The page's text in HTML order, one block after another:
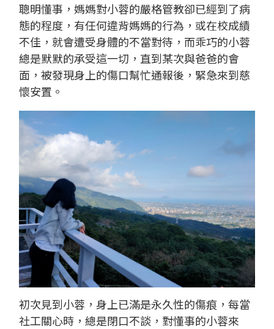
聰明懂事，媽媽對小蓉的嚴格管教卻已經到了病
態的程度，有任何違背媽媽的行為，或在校成績
不佳，就會遭受身體的不當對待，而乖巧的小蓉
總是默默的承受這一切，直到某次與爸爸的會
面，被發現身上的傷口幫忙通報後，緊急來到慈
懷安置。
初次見到小蓉，身上已滿是永久性的傷痕，每當
社工關心時，總是閉口不談，對懂事的小蓉來